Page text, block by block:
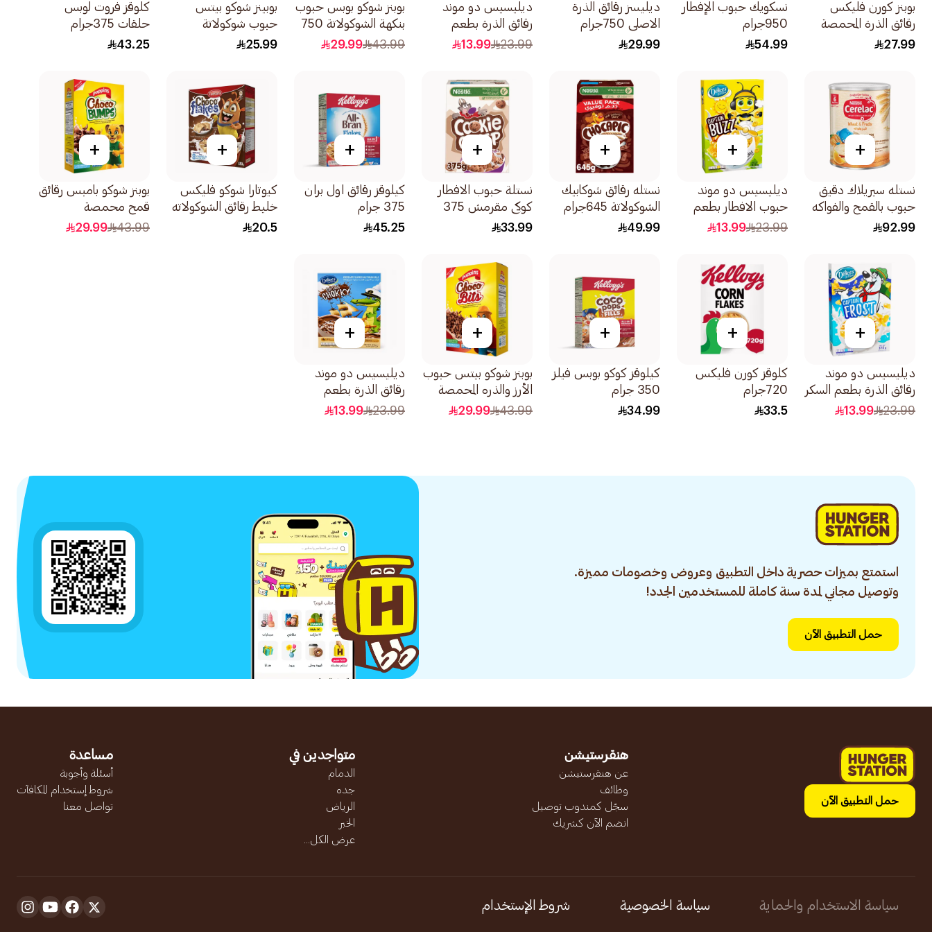
بوبنز كورن فليكس
رقائق الذرة المحمصة
750جرام
27.99
نسكويك حبوب الإفطار
950جرام
54.99
ديليسز رقائق الذرة
الاصلي 750جرام
29.99
ديليسيس دو موند
رقائق الذرة بطعم
الشوكولاتة 375جرام
23.99
13.99
بوبنز شوكو بوبس حبوب
بنكهة الشوكولاتة 750
جرام
43.99
29.99
بوبينز شوكو بيتس
حبوب شوكولاتة
375جرام
25.99
كلوقز فروت لوبس
حلقات 375جرام
43.25
+
نستله سيريلاك دقيق
حبوب بالقمح والفواكه
للأطفال 1كيلو
92.99
+
ديليسيس دو موند
حبوب الافطار بطعم
العسل 375جرام
23.99
13.99
+
نستله رقائق شوكابيك
الشوكولاتة 645جرام
49.99
+
نستلة حبوب الافطار
كوكي مقرمش 375
جرام
33.99
+
كيلوقز رقائق اول بران
375 جرام
45.25
+
كيوتارا شوكو فليكس
خليط رقائق الشوكولاته
والبسكويت غني
20.5
+
بوبنز شوكو بامبس رقائق
قمح محمصة
بالشوكولاتة 750جرام
43.99
29.99
+
ديليسيس دو موند
رقائق الذرة بطعم السكر
375جرام
23.99
13.99
+
كلوقز كورن فليكس
720جرام
33.5
+
كيلوقز كوكو بوبس فيلز
350 جرام
34.99
+
بوبنز شوكو بيتس حبوب
الأرز والذره المحمصة
بالشوكولاتة 750جرام
43.99
29.99
+
ديليسيس دو موند
رقائق الذرة بطعم
الشوكولاتة 375 جرام
23.99
13.99
استمتع بميزات حصرية داخل التطبيق وعروض وخصومات مميزة.
وتوصيل مجاني لمدة سنة كاملة للمستخدمين الجدد!
حمل التطبيق الآن
حمل التطبيق الآن
هنقرستيشن
عن هنقرستيشن
وظائف
سجّل كمندوب توصيل
انضم الآن كشريك
متواجدين في
الدمام
جده
الرياض
الخبر
عرض الكل...
مساعدة
أسئلة وأجوبة
شروط إستخدام المكافآت
تواصل معنا
سياسة الاستخدام والحماية سياسة الخصوصية شروط الإستخدام